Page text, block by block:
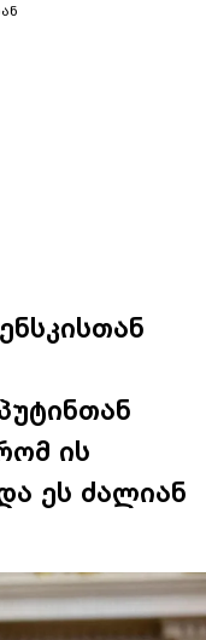
ის
ეს ძალიან